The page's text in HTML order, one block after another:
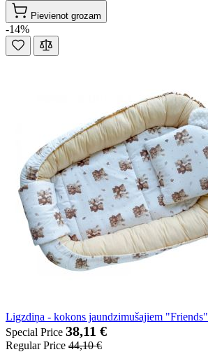
Pievienot grozam
-14%
Ligzdiņa - kokons jaundzimušajiem "Friends"
Special Price 38,11 €
Regular Price 44,10 €